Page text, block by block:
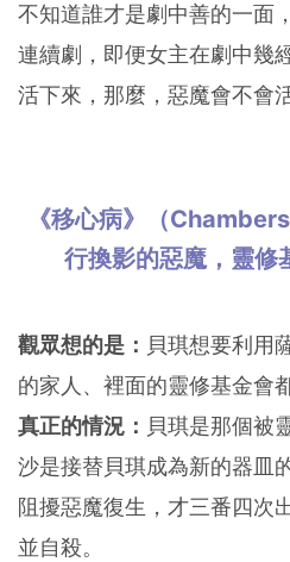
不知道誰才是劇中善的一面
連續劇，即便女主在劇中幾
活下來，那麼，惡魔會不會
《移心病》（
行換影的惡魔，靈修
觀眾想的是： 貝琪想要利用
的家人、裡面的靈修基金會
真正的情況： 貝琪是那個被
沙是接替貝琪成為新的器皿
阻擾惡魔復生，才三番四次
並自殺。